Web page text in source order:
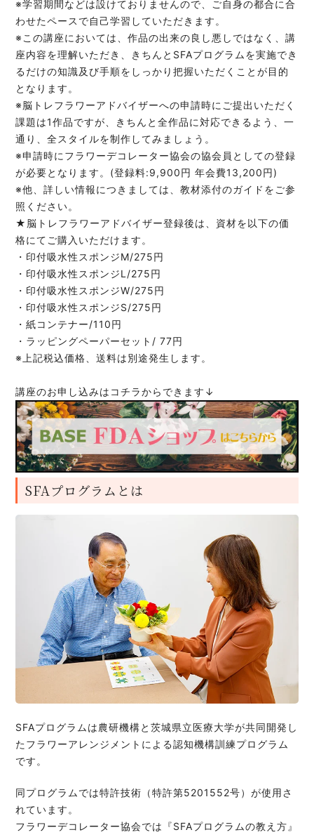
※学習期間などは設けておりませんので、ご自身の都合に合
わせたペースで自己学習していただきます。
※この講座においては、作品の出来の良し悪しではなく、講
座内容を理解いただき、きちんとSFAプログラムを実施でき
るだけの知識及び手順をしっかり把握いただくことが目的
となります。
※脳トレフラワーアドバイザーへの申請時にご提出いただく
課題は1作品ですが、きちんと全作品に対応できるよう、一
通り、全スタイルを制作してみましょう。
※申請時にフラワーデコレーター協会の協会員としての登録
が必要となります。(登録料:9,900円 年会費13,200円)
※他、詳しい情報につきましては、教材添付のガイドをご参
照ください。
★脳トレフラワーアドバイザー登録後は、資材を以下の価
格にてご購入いただけます。
・印付吸水性スポンジM/275円
・印付吸水性スポンジL/275円
・印付吸水性スポンジW/275円
・印付吸水性スポンジS/275円
・紙コンテナー/110円
・ラッピングペーパーセット/ 77円
※上記税込価格、送料は別途発生します。
講座のお申し込みはコチラからできます↓
SFAプログラムとは
SFAプログラムは農研機構と茨城県立医療大学が共同開発し
たフラワーアレンジメントによる認知機構訓練プログラム
です。
同プログラムでは特許技術（特許第5201552号）が使用さ
れています。
フラワーデコレーター協会では『SFAプログラムの教え方』